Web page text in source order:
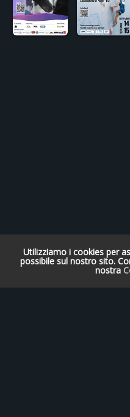
Utilizziamo i cookies per
possibile sul nostro sito.
nostra